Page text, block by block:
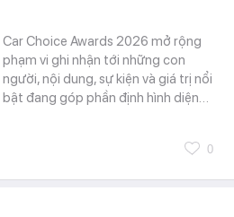
Car Choice Awards 2026 mở rộng
phạm vi ghi nhận tới những con
người, nội dung, sự kiện và giá trị nổi
bật đang góp phần định hình diện…
0